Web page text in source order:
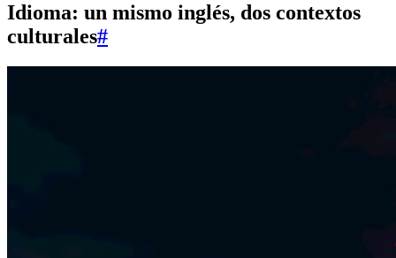
Idioma: un mismo inglés, dos contextos
culturales#